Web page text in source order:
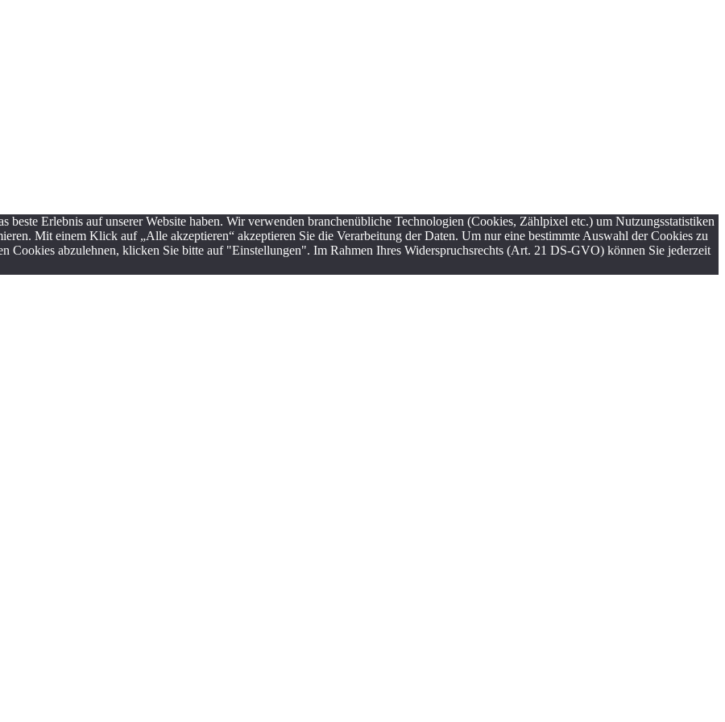
Erlebnis auf unserer Website haben. Wir verwenden branchenübliche Technologien (Cookies, Zählpixel etc.) um Nutzungsstatistiken
Mit einem Klick auf „Alle akzeptieren“ akzeptieren Sie die Verarbeitung der Daten. Um nur eine bestimmte Auswahl der Cookies zu
Cookies abzulehnen, klicken Sie bitte auf "Einstellungen". Im Rahmen Ihres Widerspruchsrechts (Art. 21 DS-GVO) können Sie jederzeit